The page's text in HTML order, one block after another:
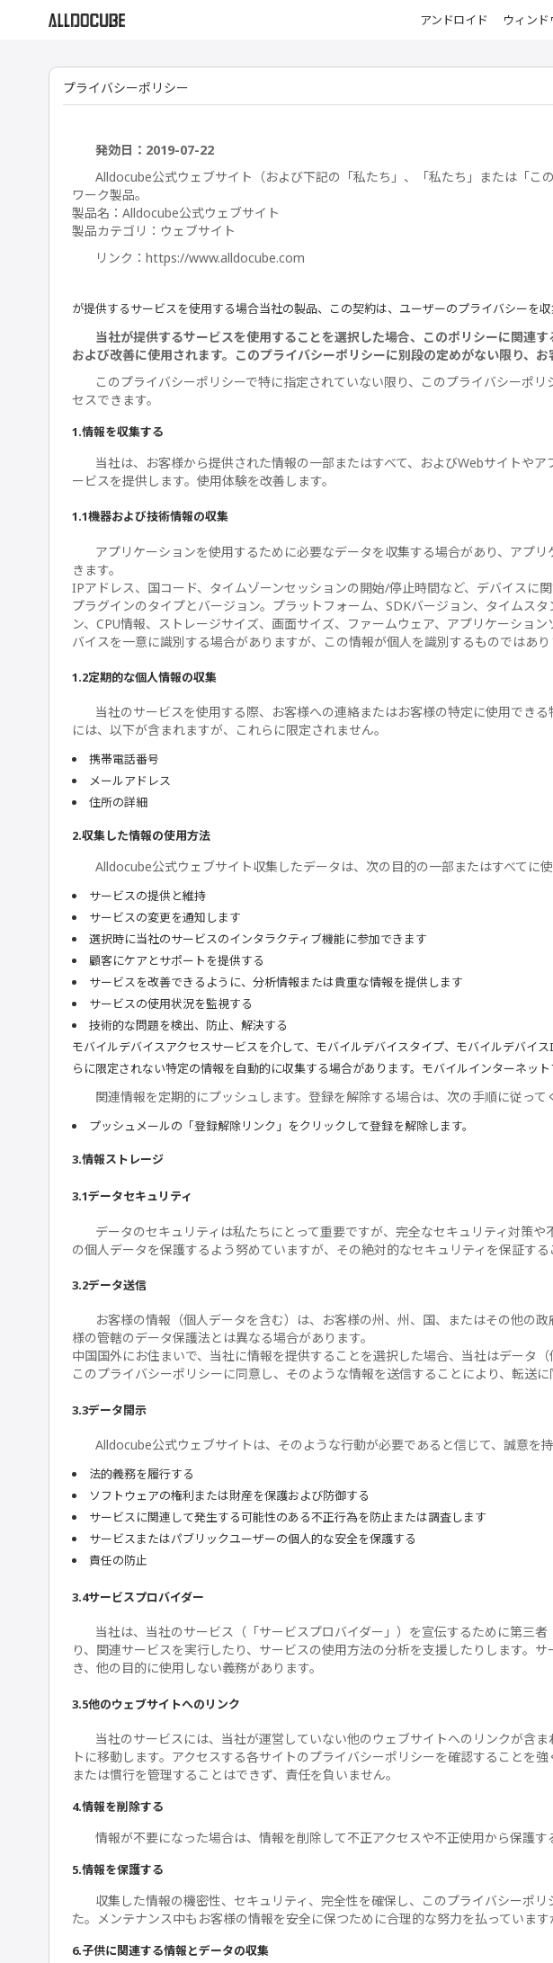
アンドロイド ウィンド
プライバシーポリシー
発効日：2019-07-22
Alldocube公式ウェブサイト（および下記の「私たち」、「私たち」または「
ワーク製品。
製品名：Alldocube公式ウェブサイト
製品カテゴリ：ウェブサイト
リンク：https://www.alldocube.com
が提供するサービスを使用する場合当社の製品、この契約は、ユーザーのプライバシーを
当社が提供するサービスを使用することを選択した場合、このポリシーに関連
および改善に使用されます。このプライバシーポリシーに別段の定めがない限り、
このプライバシーポリシーで特に指定されていない限り、このプライバシーポ
セスできます。
1.情報を収集する
当社は、お客様から提供された情報の一部またはすべて、およびWebサイトや
ービスを提供します。使用体験を改善します。
1.1機器および技術情報の収集
アプリケーションを使用するために必要なデータを収集する場合があり、アプ
きます。
IPアドレス、国コード、タイムゾーンセッションの開始/停止時間など、デバイス
プラグインのタイプとバージョン。プラットフォーム、SDKバージョン、タイムス
ン、CPU情報、ストレージサイズ、画面サイズ、ファームウェア、アプリケーショ
バイスを一意に識別する場合がありますが、この情報が個人を識別するものではあ
1.2定期的な個人情報の収集
当社のサービスを使用する際、お客様への連絡またはお客様の特定に使用でき
には、以下が含まれますが、これらに限定されません。
携帯電話番号
メールアドレス
住所の詳細
2.収集した情報の使用方法
Alldocube公式ウェブサイト収集したデータは、次の目的の一部またはすべてに使
サービスの提供と維持
サービスの変更を通知します
選択時に当社のサービスのインタラクティブ機能に参加できます
顧客にケアとサポートを提供する
サービスを改善できるように、分析情報または貴重な情報を提供します
サービスの使用状況を監視する
技術的な問題を検出、防止、解決する
モバイルデバイスアクセスサービスを介して、モバイルデバイスタイプ、モバイルデバ
らに限定されない特定の情報を自動的に収集する場合があります。モバイルインターネッ
関連情報を定期的にプッシュします。登録を解除する場合は、次の手順に従って
プッシュメールの「登録解除リンク」をクリックして登録を解除します。
3.情報ストレージ
3.1データセキュリティ
データのセキュリティは私たちにとって重要ですが、完全なセキュリティ対策
の個人データを保護するよう努めていますが、その絶対的なセキュリティを保証する
3.2データ送信
お客様の情報（個人データを含む）は、お客様の州、州、国、またはその他の
様の管轄のデータ保護法とは異なる場合があります。
中国国外にお住まいで、当社に情報を提供することを選択した場合、当社はデータ
このプライバシーポリシーに同意し、そのような情報を送信することにより、転送に
3.3データ開示
Alldocube公式ウェブサイトは、そのような行動が必要であると信じて、誠意を
法的義務を履行する
ソフトウェアの権利または財産を保護および防御する
サービスに関連して発生する可能性のある不正行為を防止または調査します
サービスまたはパブリックユーザーの個人的な安全を保護する
責任の防止
3.4サービスプロバイダー
当社は、当社のサービス（「サービスプロバイダー」）を宣伝するために第三
り、関連サービスを実行したり、サービスの使用方法の分析を支援したりします。
き、他の目的に使用しない義務があります。
3.5他のウェブサイトへのリンク
当社のサービスには、当社が運営していない他のウェブサイトへのリンクが含
トに移動します。アクセスする各サイトのプライバシーポリシーを確認することを
または慣行を管理することはできず、責任を負いません。
4.情報を削除する
情報が不要になった場合は、情報を削除して不正アクセスや不正使用から保護す
5.情報を保護する
収集した情報の機密性、セキュリティ、完全性を確保し、このプライバシーポ
た。メンテナンス中もお客様の情報を安全に保つために合理的な努力を払っていま
6.子供に関連する情報とデータの収集